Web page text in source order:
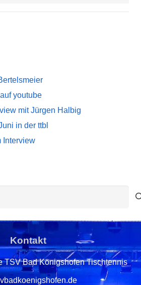
youtube
mit Jürgen Halbig
in der ttbl
Interview
Kontakt
TSV Bad Königshofen Tischtennis